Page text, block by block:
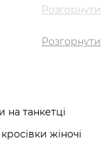
на танкетці
жіночі
Розгорнути
Розгорнути